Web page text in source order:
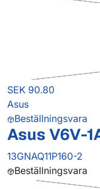
SEK 90.80
Asus
Beställningsvara
Asus V6V-
13GNAQ11P160-2
Beställningsvara